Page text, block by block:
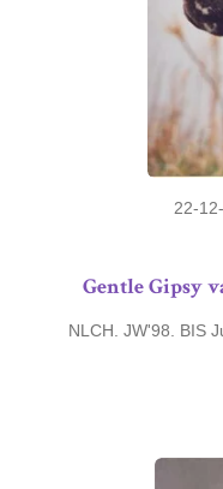
22-
Gentle Gipsy
NLCH. JW'98. BIS